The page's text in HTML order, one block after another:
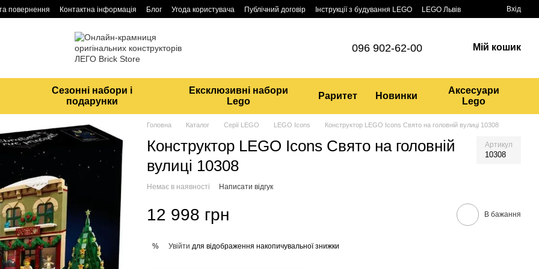
повернення Контактна інформація Блог Угода користувача Публічний договір Інструкції з будування LEGO LEGO Львів Вхід
096 902-62-00 Мій кошик
Сезонні набори і
подарунки
Ексклюзивні набори
Lego
Раритет Новинки
Аксесуари
Lego
Головна Каталог Серії LEGO LEGO Icons Конструктор LEGO Icons Свято на головній вулиці 10308
Конструктор LEGO Icons Свято на головній
вулиці 10308
Артикул
10308
Немає в наявності Написати відгук
12 998 грн В бажання
% Увійти для відображення накопичувальної знижки